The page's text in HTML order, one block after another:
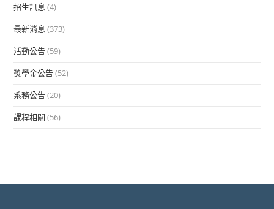
招生訊息 (4)
最新消息 (373)
活動公告(59)
獎學金公告(52)
系務公告(20)
課程相關 (56)